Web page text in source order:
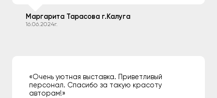
Маргарита Тарасова г.Калуга
16.06.2024г.
«Очень уютная выставка. Приветливый
персонал. Спасибо за такую красоту
авторам!»